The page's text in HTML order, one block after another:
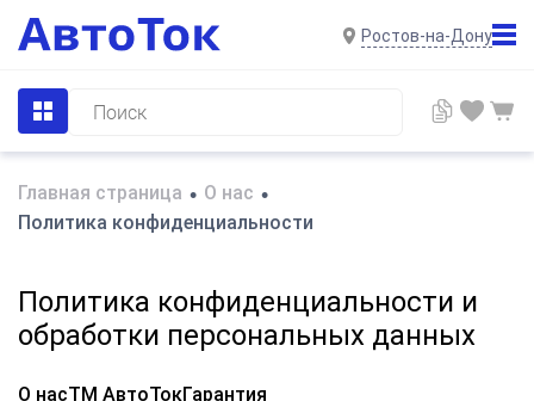
Ростов-на-Дону
Главная страница • О нас •
Политика конфиденциальности
Политика конфиденциальности и
обработки персональных данных
О насТМ АвтоТокГарантия